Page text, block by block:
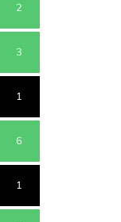
2
3
1
6
1